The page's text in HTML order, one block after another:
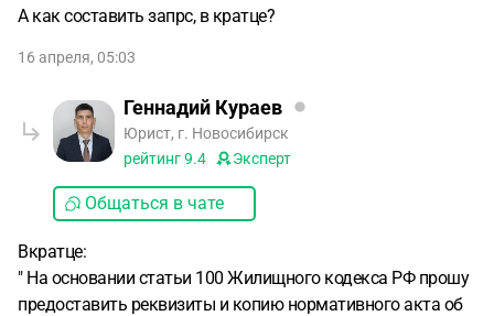
А как составить запрс, в кратце?
16 апреля, 05:03
Геннадий Кураев
Юрист, г. Новосибирск
рейтинг9.4 Эксперт
Общаться в чате
Вкратце:
" На основании статьи 100 Жилищного кодекса РФ прошу
предоставить реквизиты и копию нормативного акта об